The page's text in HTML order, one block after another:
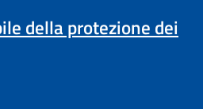
della protezione dei